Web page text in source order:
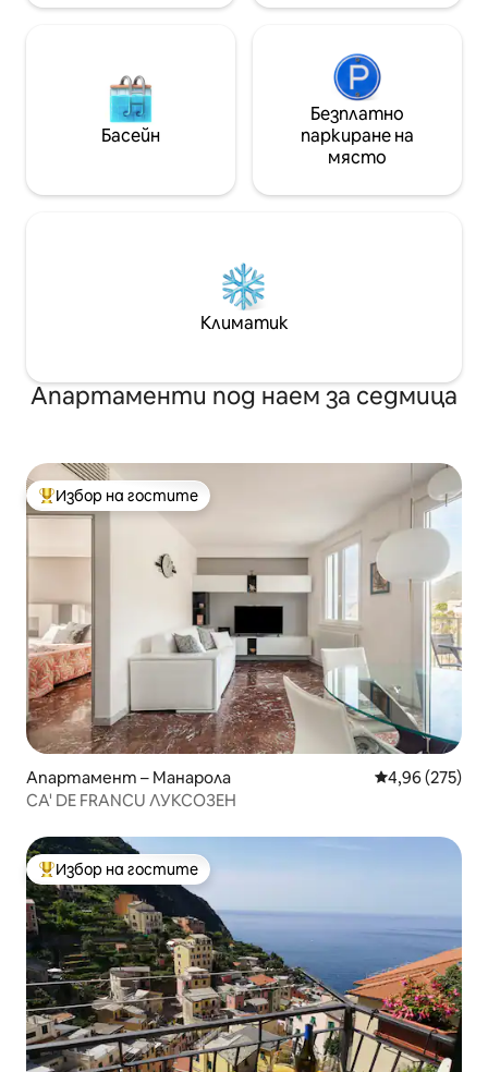
Басейн
Безплатно
паркиране на
място
Климатик
Апартаменти под наем за седмица
Най-популярен избор на гостите
Избор на гостите
Апартамент – Манарола Средна
4,96 (275)
CA' DE FRANCU ЛУКСОЗЕН
Най-популярен избор на гостите
Избор на гостите